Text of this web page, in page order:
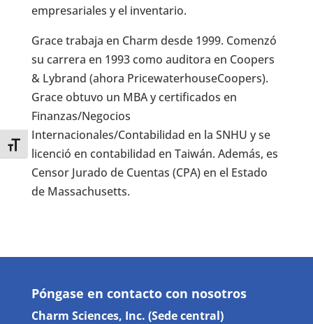
Toggle Font size
empresariales y el inventario.
Grace trabaja en Charm desde 1999. Comenzó
su carrera en 1993 como auditora en Coopers
& Lybrand (ahora PricewaterhouseCoopers).
Grace obtuvo un MBA y certificados en
Finanzas/Negocios
Internacionales/Contabilidad en la SNHU y se
licenció en contabilidad en Taiwán. Además, es
Censor Jurado de Cuentas (CPA) en el Estado
de Massachusetts.
Póngase en contacto con nosotros
Charm Sciences, Inc. (Sede central)